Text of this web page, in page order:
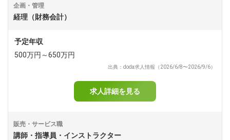
企画・管理
経理（財務会計）
予定年収
500万円～650万円
出典：doda求人情報（2026/6/8〜2026/9/6）
求人詳細を見る
販売・サービス職
講師・指導員・インストラクター